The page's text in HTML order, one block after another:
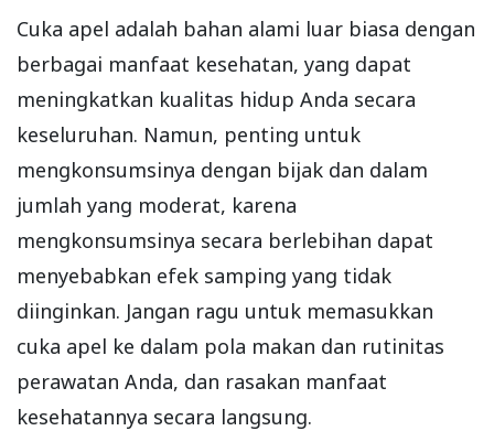
Cuka apel adalah bahan alami luar biasa dengan
berbagai manfaat kesehatan, yang dapat
meningkatkan kualitas hidup Anda secara
keseluruhan. Namun, penting untuk
mengkonsumsinya dengan bijak dan dalam
jumlah yang moderat, karena
mengkonsumsinya secara berlebihan dapat
menyebabkan efek samping yang tidak
diinginkan. Jangan ragu untuk memasukkan
cuka apel ke dalam pola makan dan rutinitas
perawatan Anda, dan rasakan manfaat
kesehatannya secara langsung.